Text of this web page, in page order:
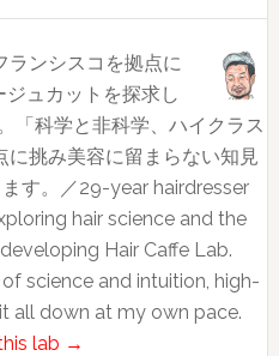
ランシスコを拠点に
ュカットを探求し
「科学と非科学、ハイクラス
挑み美容に留まらない知見
す。／29-year hairdresser
hair science and the
Hair Caffe Lab.
science and intuition, high-
all down at my own pace.
lab →